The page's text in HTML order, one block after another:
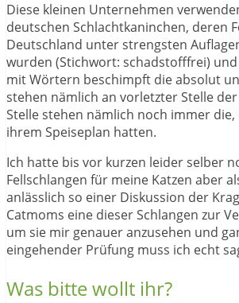
Diese kleinen Unternehmen
deutschen Schlachtkaninchen, deren
Deutschland unter strengsten
wurden (Stichwort: schadstofffrei)
mit Wörtern beschimpft die absolut
stehen nämlich an vorletzter Stelle
Stelle stehen nämlich noch immer
ihrem Speiseplan hatten.
Ich hatte bis vor kurzen leider selber
Fellschlangen für meine Katzen aber
anlässlich so einer Diskussion der
Catmoms eine dieser Schlangen zur
um sie mir genauer anzusehen und
eingehender Prüfung muss ich echt
Was bitte wollt ihr?